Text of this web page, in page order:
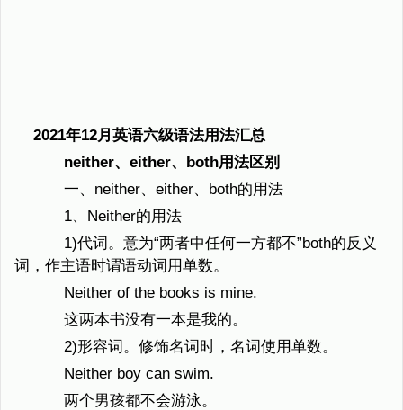
2021年12月英语六级语法用法汇总
neither、either、both用法区别
一、neither、either、both的用法
1、Neither的用法
1)代词。意为“两者中任何一方都不”both的反义
词，作主语时谓语动词用单数。
Neither of the books is mine.
这两本书没有一本是我的。
2)形容词。修饰名词时，名词使用单数。
Neither boy can swim.
两个男孩都不会游泳。